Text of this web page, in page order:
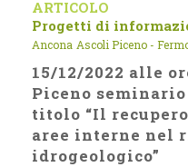
ARTICOLO
Progetti di
Ancona Ascoli Piceno -
15/12/2022 alle
Piceno
titolo “Il
aree interne nel
idrogeologico”